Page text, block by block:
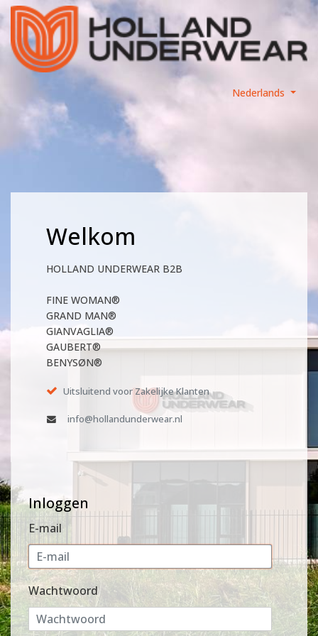
Nederlands
Welkom
HOLLAND UNDERWEAR B2B
FINE WOMAN®
GRAND MAN®
GIANVAGLIA®
GAUBERT®
BENYSØN®
Uitsluitend voor Zakelijke Klanten
info@hollandunderwear.nl
Inloggen
E-mail
Wachtwoord